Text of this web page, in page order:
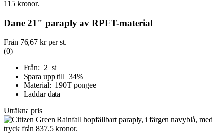
Dane 21" paraply av RPET-material
Från 76,67 krper st.
(0)
Från: 2 st
Spara upp till 34%
Material: 190T pongee
Laddar data
Uträkna pris